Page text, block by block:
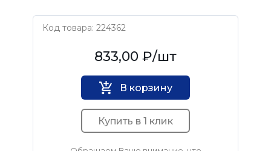
Код товара: 224362
Дело Техники833,00 ₽/шт
В корзину
Купить в 1 клик